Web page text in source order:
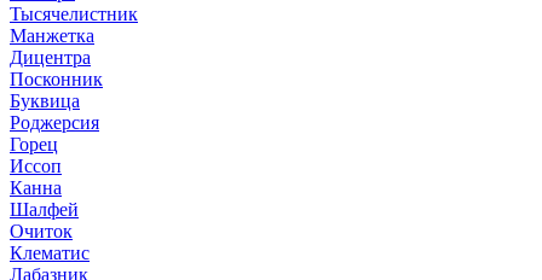
Тысячелистник
Манжетка
Дицентра
Посконник
Буквица
Роджерсия
Горец
Иссоп
Канна
Шалфей
Очиток
Клематис
Лабазник